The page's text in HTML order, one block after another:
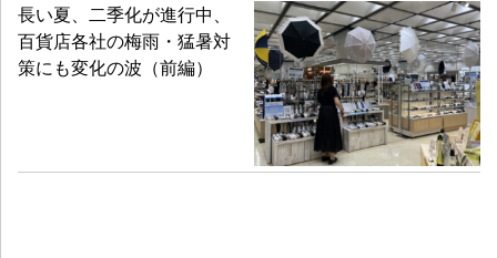
長い夏、二季化が進行中、
百貨店各社の梅雨・猛暑対
策にも変化の波（前編）